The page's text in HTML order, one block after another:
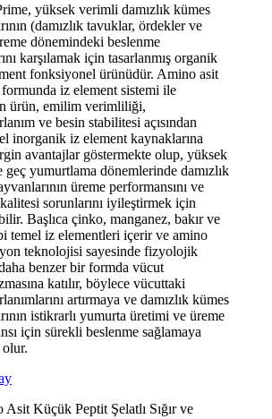
yüksek verimli damızlık kümes
(damızlık tavuklar, ördekler ve
dönemindeki beslenme
karşılamak için tasarlanmış organik
fonksiyonel ürünüdür. Amino asit
iz element sistemi ile
ürün, emilim verimliliği,
ve besin stabilitesi açısından
inorganik iz element kaynaklarına
avantajlar göstermekte olup, yüksek
geç yumurtlama dönemlerinde damızlık
üreme performansını ve
sorunlarını iyileştirmek için
Başlıca çinko, manganez, bakır ve
temel iz elementleri içerir ve amino
teknolojisi sayesinde fizyolojik
benzer bir formda vücut
katılır, böylece vücuttaki
artırmaya ve damızlık kümes
istikrarlı yumurta üretimi ve üreme
için sürekli beslenme sağlamaya
olur.